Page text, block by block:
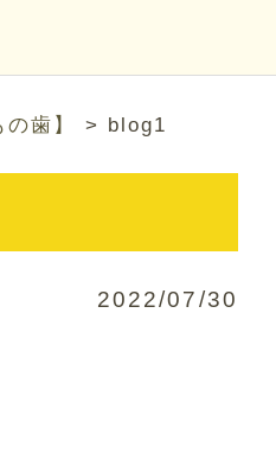
歯】 > blog1
2022/07/30